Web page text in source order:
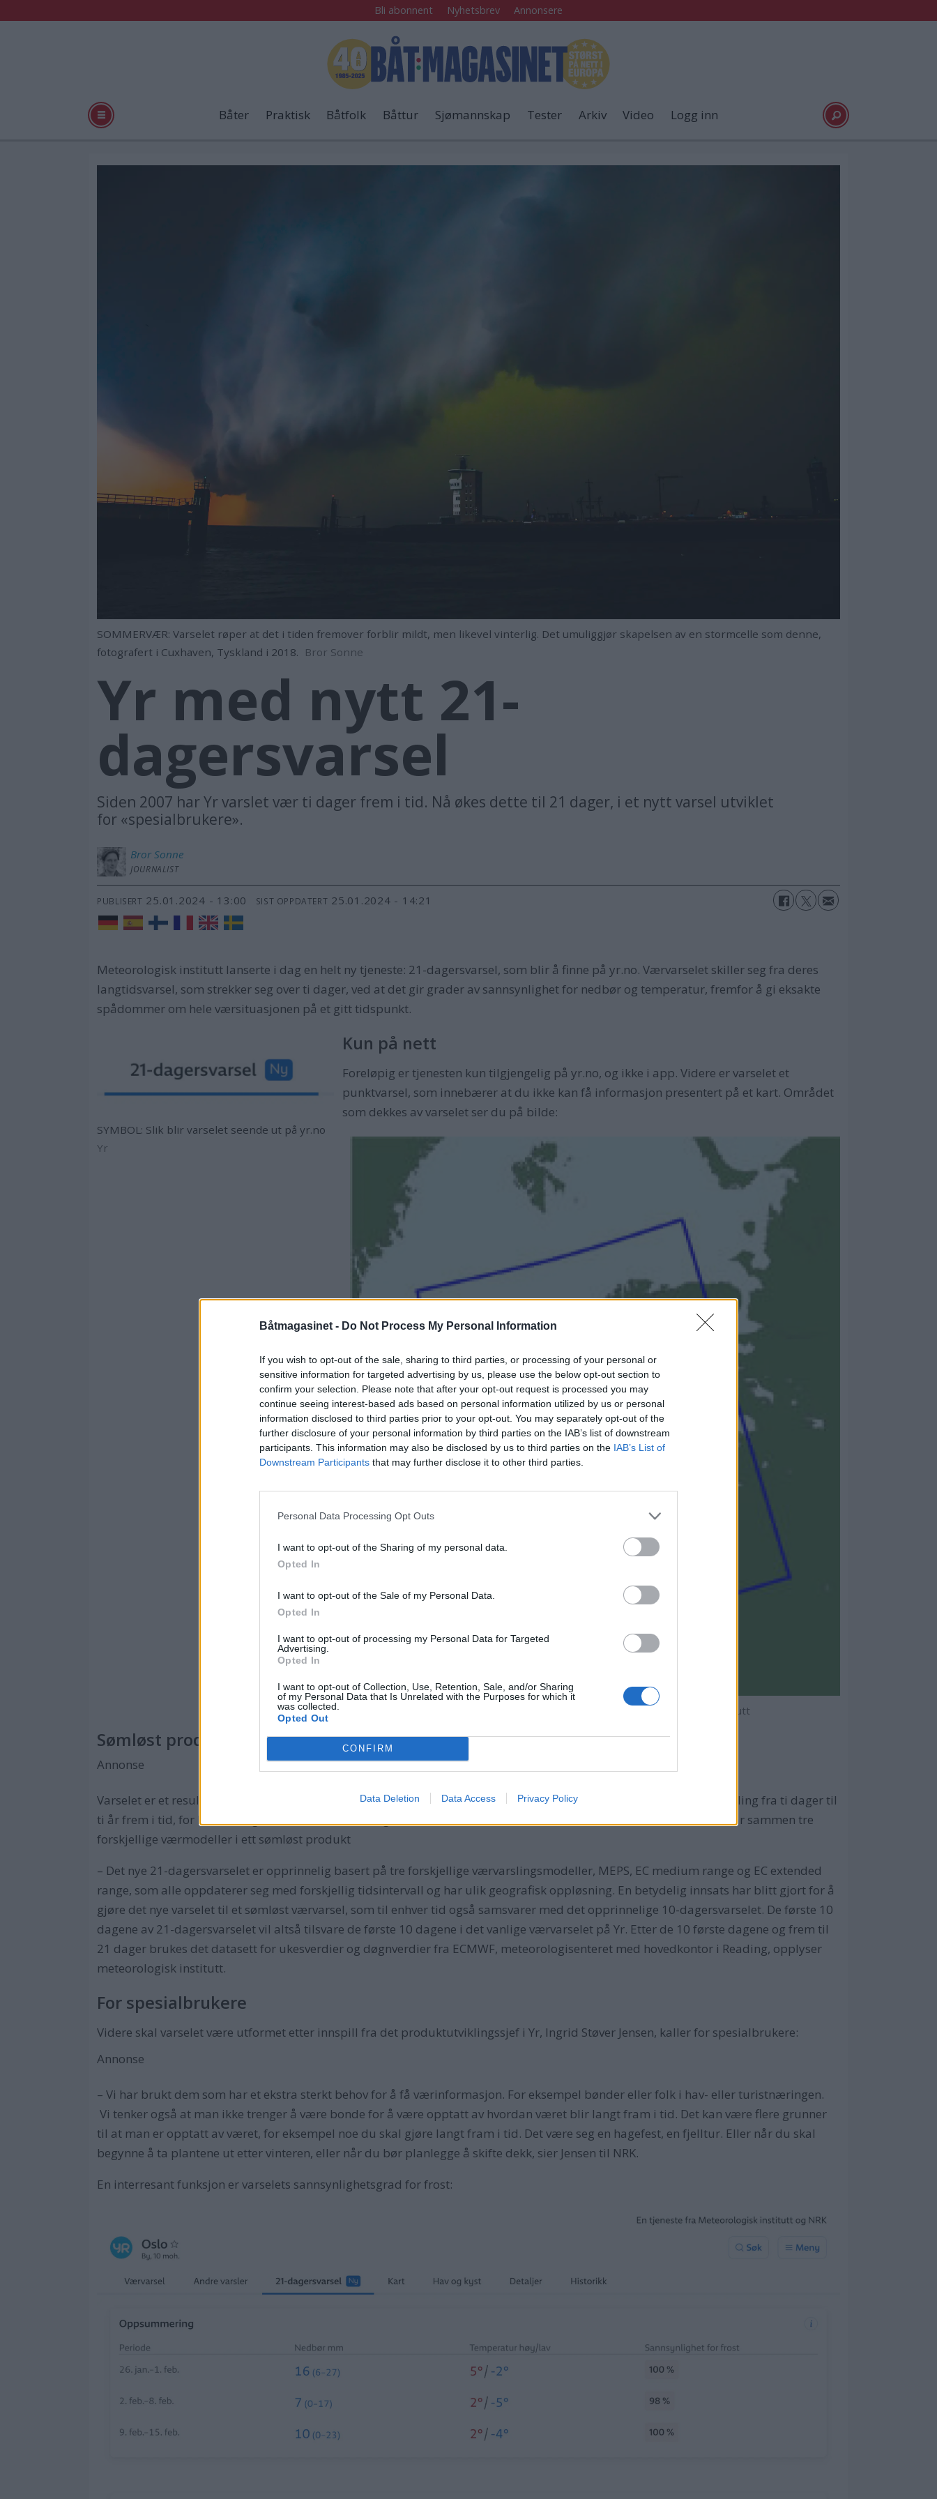
Båtmagasinet - Do Not Process My Personal Information
If you wish to opt-out of the sale, sharing to third parties, or processing of your personal or
sensitive information for targeted advertising by us, please use the below opt-out section to
confirm your selection. Please note that after your opt-out request is processed you may
continue seeing interest-based ads based on personal information utilized by us or personal
information disclosed to third parties prior to your opt-out. You may separately opt-out of the
further disclosure of your personal information by third parties on the IAB’s list of downstream
participants. This information may also be disclosed by us to third parties on the IAB’s List of
Downstream Participants that may further disclose it to other third parties.
Personal Data Processing Opt Outs
I want to opt-out of the Sharing of my personal data.
Opted In
I want to opt-out of the Sale of my Personal Data.
Opted In
I want to opt-out of processing my Personal Data for Targeted
Advertising.
Opted In
I want to opt-out of Collection, Use, Retention, Sale, and/or Sharing
of my Personal Data that Is Unrelated with the Purposes for which it
was collected.
Opted Out
CONFIRM
Data Deletion Data Access Privacy Policy
Bli abonnent Nyhetsbrev Annonsere
Båter Praktisk Båtfolk Båttur Sjømannskap Tester Arkiv Video Logg inn
SOMMERVÆR: Varselet røper at det i tiden fremover forblir mildt, men likevel vinterlig. Det umuliggjør skapelsen av en stormcelle som denne,
fotografert i Cuxhaven, Tyskland i 2018. Bror Sonne
Yr med nytt 21-
dagersvarsel
Siden 2007 har Yr varslet vær ti dager frem i tid. Nå økes dette til 21 dager, i et nytt varsel utviklet
for «spesialbrukere».
Bror Sonne
JOURNALIST
PUBLISERT 25.01.2024 - 13:00 SIST OPPDATERT 25.01.2024 - 14:21
Meteorologisk institutt lanserte i dag en helt ny tjeneste: 21-dagersvarsel, som blir å finne på yr.no. Værvarselet skiller seg fra deres
langtidsvarsel, som strekker seg over ti dager, ved at det gir grader av sannsynlighet for nedbør og temperatur, fremfor å gi eksakte
spådommer om hele værsituasjonen på et gitt tidspunkt.
SYMBOL: Slik blir varselet seende ut på yr.no
Yr
Kun på nett
Foreløpig er tjenesten kun tilgjengelig på yr.no, og ikke i app. Videre er varselet et
punktvarsel, som innebærer at du ikke kan få informasjon presentert på et kart. Området
som dekkes av varselet ser du på bilde:
Meteorologisk institutt
Sømløst produkt basert på flere modeller
Annonse
Varselet er et resultat av et samarbeid mellom NRK, Meteorologisk Institutt og Climate Futures, som utvikler værvarsling fra ti dager til
ti år frem i tid, for håndtering av klimarisiko i vær- og klimautsatte sektorer. Modellen de i samarbeid har utviklet slår sammen tre
forskjellige værmodeller i ett sømløst produkt
– Det nye 21-dagersvarselet er opprinnelig basert på tre forskjellige værvarslingsmodeller, MEPS, EC medium range og EC extended
range, som alle oppdaterer seg med forskjellig tidsintervall og har ulik geografisk oppløsning. En betydelig innsats har blitt gjort for å
gjøre det nye varselet til et sømløst værvarsel, som til enhver tid også samsvarer med det opprinnelige 10-dagersvarselet. De første 10
dagene av 21-dagersvarselet vil altså tilsvare de første 10 dagene i det vanlige værvarselet på Yr. Etter de 10 første dagene og frem til
21 dager brukes det datasett for ukesverdier og døgnverdier fra ECMWF, meteorologisenteret med hovedkontor i Reading, opplyser
meteorologisk institutt.
For spesialbrukere
Videre skal varselet være utformet etter innspill fra det produktutviklingssjef i Yr, Ingrid Støver Jensen, kaller for spesialbrukere:
Annonse
– Vi har brukt dem som har et ekstra sterkt behov for å få værinformasjon. For eksempel bønder eller folk i hav- eller turistnæringen.
Vi tenker også at man ikke trenger å være bonde for å være opptatt av hvordan været blir langt fram i tid. Det kan være flere grunner
til at man er opptatt av været, for eksempel noe du skal gjøre langt fram i tid. Det være seg en hagefest, en fjelltur. Eller når du skal
begynne å ta plantene ut etter vinteren, eller når du bør planlegge å skifte dekk, sier Jensen til NRK.
En interresant funksjon er varselets sannsynlighetsgrad for frost: